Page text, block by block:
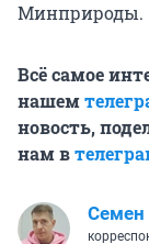
Минприроды.
Всё самое
нашем
новость,
нам в
Семен